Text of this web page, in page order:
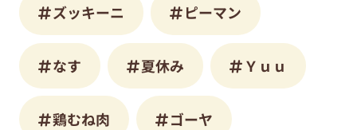
ズッキーニ ピーマン
なす 夏休み Ｙｕｕ
鶏むね肉 ゴーヤ